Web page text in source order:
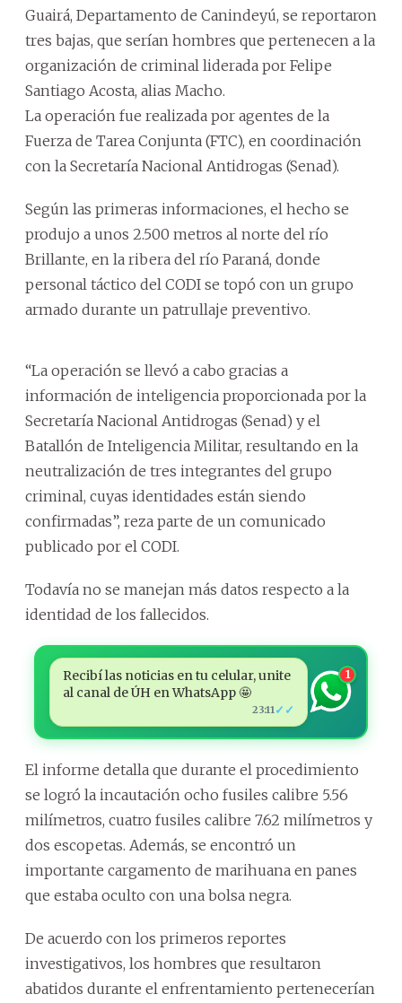
Guairá, Departamento de Canindeyú, se reportaron
tres bajas, que serían hombres que pertenecen a la
organización de criminal liderada por Felipe
Santiago Acosta, alias Macho.
La operación fue realizada por agentes de la
Fuerza de Tarea Conjunta (FTC), en coordinación
con la Secretaría Nacional Antidrogas (Senad).
Según las primeras informaciones, el hecho se
produjo a unos 2.500 metros al norte del río
Brillante, en la ribera del río Paraná, donde
personal táctico del CODI se topó con un grupo
armado durante un patrullaje preventivo.
“La operación se llevó a cabo gracias a
información de inteligencia proporcionada por la
Secretaría Nacional Antidrogas (Senad) y el
Batallón de Inteligencia Militar, resultando en la
neutralización de tres integrantes del grupo
criminal, cuyas identidades están siendo
confirmadas”, reza parte de un comunicado
publicado por el CODI.
Todavía no se manejan más datos respecto a la
identidad de los fallecidos.
Recibí las noticias en tu celular, unite
al canal de ÚH en WhatsApp 🤩
23:11 ✓✓
1
El informe detalla que durante el procedimiento
se logró la incautación ocho fusiles calibre 5.56
milímetros, cuatro fusiles calibre 7.62 milímetros y
dos escopetas. Además, se encontró un
importante cargamento de marihuana en panes
que estaba oculto con una bolsa negra.
De acuerdo con los primeros reportes
investigativos, los hombres que resultaron
abatidos durante el enfrentamiento pertenecerían